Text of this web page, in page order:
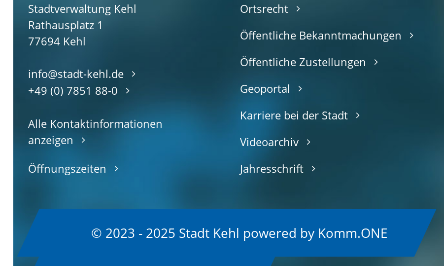
Stadtverwaltung Kehl
Rathausplatz 1
77694 Kehl
info@stadt-kehl.de
+49 (0) 7851 88-0
Alle Kontaktinformationen
anzeigen
Öffnungszeiten
Ortsrecht
Öffentliche Bekanntmachungen
Öffentliche Zustellungen
Geoportal
Karriere bei der Stadt
Videoarchiv
Jahresschrift
© 2023 - 2025 Stadt Kehl powered by Komm.ONE